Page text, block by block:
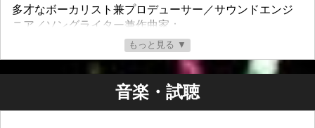
多才なボーカリスト兼プロデューサー／サウンドエンジ
ニア／ソングライター兼作曲家：
GadManDubsは、熟練したアーティスト、DJ、プロデュ
ーサー、そしてレコードレーベルオーナーとして、音楽
業界で確固たる地位を築いています。ダブステップ、ダ
ブ、ドラムンベース、ヒップホップ、ハウス、レゲエ、
ポップスなど、幅広いレパートリーを持つ彼は、ボーカ
もっと見る ▼
音楽・試聴